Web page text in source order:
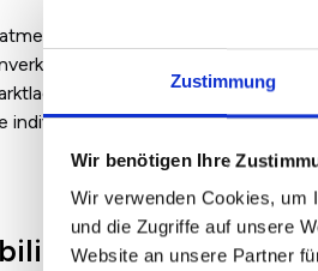
Zustimmung
Wir benötigen Ihre
Wir verwenden Cookies, um
und die Zugriffe auf unsere
Website an unsere Partner
für
und Maklern
Zustand und Ausstattung
individuelle Bewertung einfach
in